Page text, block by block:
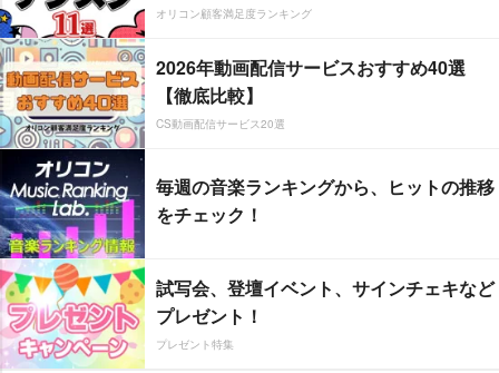
オリコン顧客満足度ランキング
2026年動画配信サービスおすすめ40選
【徹底比較】
CS動画配信サービス20選
毎週の音楽ランキングから、ヒットの推移
をチェック！
試写会、登壇イベント、サインチェキなど
プレゼント！
プレゼント特集